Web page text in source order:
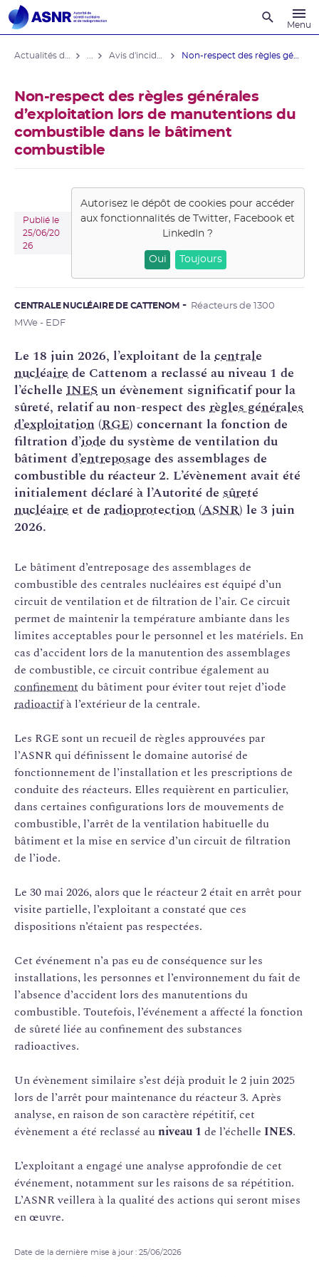
Menu
Non-respect des règles générales
d’exploitation lors de manutentions du
combustible dans le bâtiment
combustible
Publié le
25/06/20
26
Autorisez le dépôt de cookies pour accéder
aux fonctionnalités deTwitter, Facebook et
LinkedIn ?
Oui Toujours
CENTRALE NUCLÉAIRE DE CATTENOM
Réacteurs de 1300
MWe - EDF
Le 18 juin 2026, l’exploitant de lacentrale
nucléairede Cattenom a reclassé au niveau 1 de
l’échelle INESun évènement significatif pour la
sûreté, relatif au non-respect des règles générales
d’exploitation (RGE) concernant la fonction de
filtration d’iode du système de ventilation du
bâtiment d’entreposage des assemblages de
combustible du réacteur 2. L’évènement avait été
initialement déclaré à l’Autorité de sûreté
nucléaireet de radioprotection (ASNR) le 3 juin
2026.
Le bâtiment d’entreposage des assemblages de
combustible des centrales nucléaires est équipé d’un
circuit de ventilation et de filtration de l’air. Ce circuit
permet de maintenir la température ambiante dans les
limites acceptables pour le personnel et les matériels. En
cas d’accident lors de la manutention des assemblages
de combustible, ce circuit contribue également au
confinement du bâtiment pour éviter tout rejet d’iode
radioactifà l’extérieur de la centrale.
Les RGE sont un recueil de règles approuvées par
l’ASNR qui définissent le domaine autorisé de
fonctionnement de l’installation et les prescriptions de
conduite des réacteurs. Elles requièrent en particulier,
dans certaines configurations lors de mouvements de
combustible, l’arrêt de la ventilation habituelle du
bâtiment et la mise en service d’un circuit de filtration
de l’iode.
Le 30 mai 2026, alors que le réacteur 2 était en arrêt pour
visite partielle, l’exploitant a constaté que ces
dispositions n’étaient pas respectées.
Cet événement n’a pas eu de conséquence sur les
installations, les personnes et l’environnement du fait de
l’absence d’accident lors des manutentions du
combustible. Toutefois, l’événement a affecté la fonction
de sûreté liée au confinement des substances
radioactives.
Un évènement similaire s’est déjà produit le 2 juin 2025
lors de l’arrêt pour maintenance du réacteur 3. Après
analyse, en raison de son caractère répétitif, cet
évènement a été reclassé auniveau 1 de l’échelle INES.
L’exploitant a engagé une analyse approfondie de cet
événement, notamment sur les raisons de sa répétition.
L’ASNR veillera à la qualité des actions qui seront mises
en œuvre.
Date de la dernière mise à jour : 25/06/2026